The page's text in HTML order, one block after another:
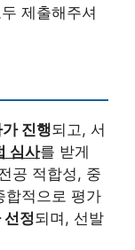
제출해주셔
진행되고, 서
심사를 받게
공 적합성, 중
합적으로 평가
선정되며, 선발